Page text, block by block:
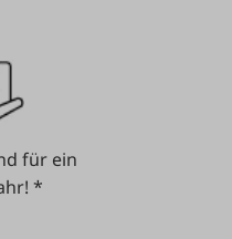
für ein
*